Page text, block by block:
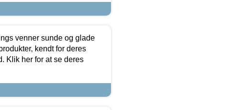
venner sunde og glade
kendt for deres
Klik her for at se deres